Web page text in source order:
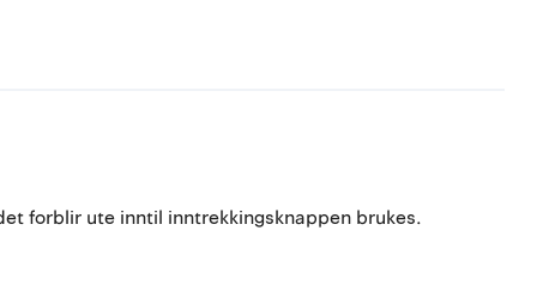
forblir ute inntil inntrekkingsknappen brukes.